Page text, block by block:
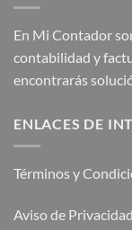
En Mi Contador
contabilidad y
encontrarás
ENLACES DE
Términos y
Aviso de Privacidad